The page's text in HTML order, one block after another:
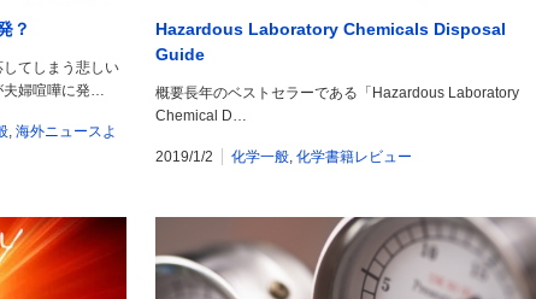
？
てしまう悲しい
夫婦喧嘩に発…
, 海外ニュースよ
Hazardous Laboratory Chemicals Disposal
Guide
概要長年のベストセラーである「Hazardous Laboratory
Chemical D…
2019/1/2 化学一般, 化学書籍レビュー